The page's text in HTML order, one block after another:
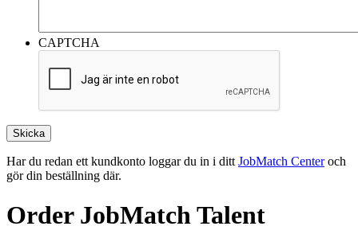
CAPTCHA
Skicka
Har du redan ett kundkonto loggar du in i ditt JobMatch Centeroch
gör din beställning där.
Order JobMatch Talent